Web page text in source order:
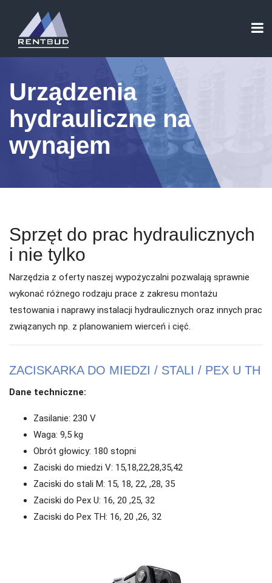
Urządzenia
hydrauliczne na
wynajem
Sprzęt do prac hydraulicznych
i nie tylko
Narzędzia z oferty naszej wypożyczalni pozwalają sprawnie
wykonać różnego rodzaju prace z zakresu montażu
testowania i naprawy instalacji hydraulicznych oraz innych prac
związanych np. z planowaniem wierceń i cięć.
ZACISKARKA DO MIEDZI / STALI / PEX U TH
Dane techniczne:
Zasilanie: 230 V
Waga: 9,5 kg
Obrót głowicy: 180 stopni
Zaciski do miedzi V: 15,18,22,28,35,42
Zaciski do stali M: 15, 18, 22, ,28, 35
Zaciski do Pex U: 16, 20 ,25, 32
Zaciski do Pex TH: 16, 20 ,26, 32